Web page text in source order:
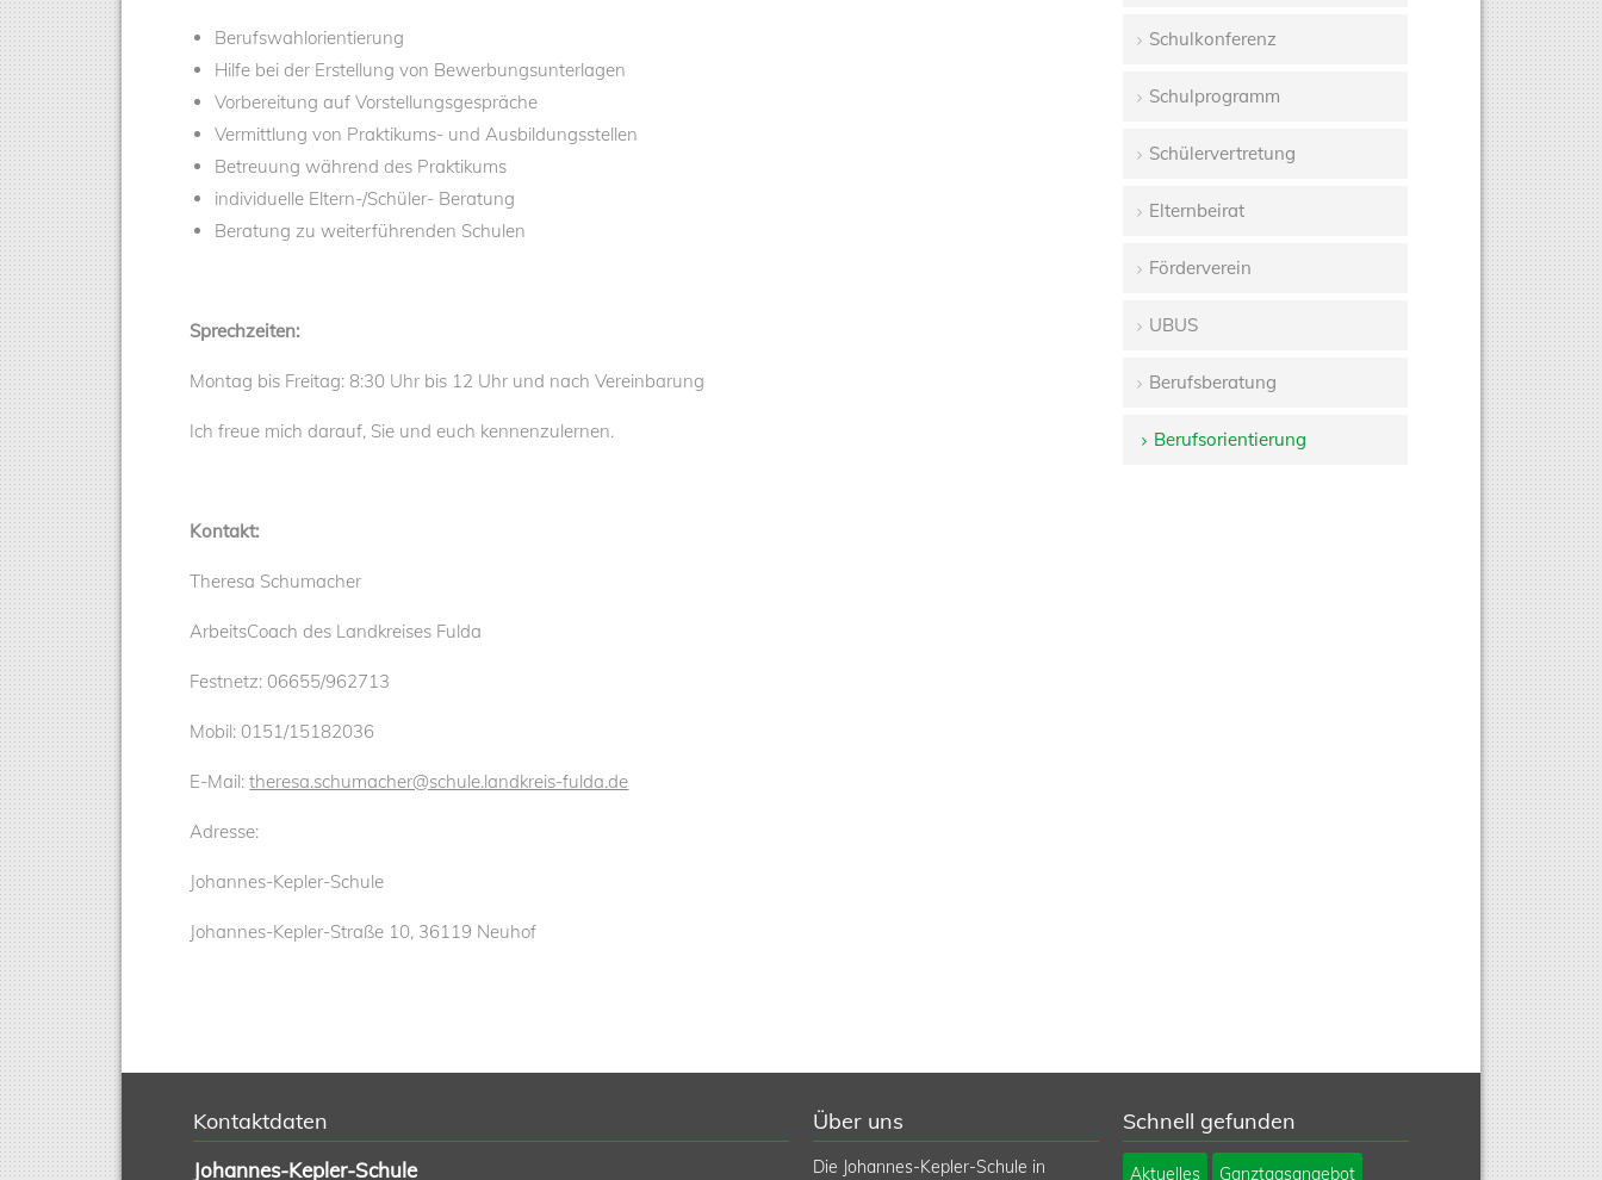
Berufswahlorientierung
Hilfe bei der Erstellung von Bewerbungsunterlagen
Vorbereitung auf Vorstellungsgespräche
Vermittlung von Praktikums- und Ausbildungsstellen
Betreuung während des Praktikums
individuelle Eltern-/Schüler- Beratung
Beratung zu weiterführenden Schulen
Sprechzeiten:
Montag bis Freitag: 8:30 Uhr bis 12 Uhr und nach Vereinbarung
Ich freue mich darauf, Sie und euch kennenzulernen.
Kontakt:
Theresa Schumacher
ArbeitsCoach des Landkreises Fulda
Festnetz: 06655/962713
Mobil: 0151/15182036
E-Mail:theresa.schumacher@schule.landkreis-fulda.de
Adresse:
Johannes-Kepler-Schule
Johannes-Kepler-Straße 10, 36119 Neuhof
Schulkonferenz
Schulprogramm
Schülervertretung
Elternbeirat
Förderverein
UBUS
Berufsberatung
Berufsorientierung
Kontaktdaten
Johannes-Kepler-Schule
Über uns
Die Johannes-Kepler-Schule in
Schnell gefunden
Navigation
Aktuelles Ganztagsangebot